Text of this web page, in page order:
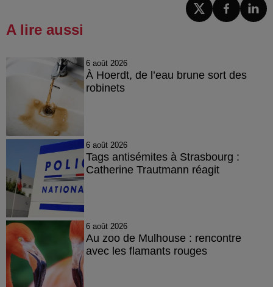
A lire aussi
6 août 2026
À Hoerdt, de l’eau brune sort des
robinets
6 août 2026
Tags antisémites à Strasbourg :
Catherine Trautmann réagit
6 août 2026
Au zoo de Mulhouse : rencontre
avec les flamants rouges